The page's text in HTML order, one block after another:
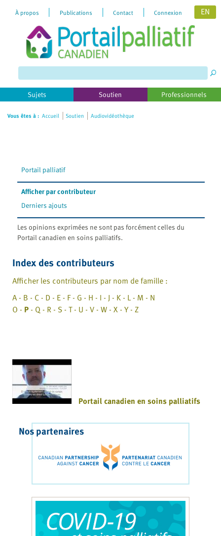
website
includes
an
accessibility
À propos Publications Contact Connexion EN
Sujets Soutien Professionnels
Vous êtes à : Accueil Soutien Audiovidéothèque
Portail palliatif
Afficher par contributeur
Derniers ajouts
Les opinions exprimées ne sont pas forcément celles du
Portail canadien en soins palliatifs.
Index des contributeurs
Afficher les contributeurs par nom de famille :
A - B - C - D - E - F - G - H - I - J - K - L - M - N
O - P- Q - R - S - T - U - V - W - X - Y - Z
Portail canadien en soins palliatifs
Nos partenaires